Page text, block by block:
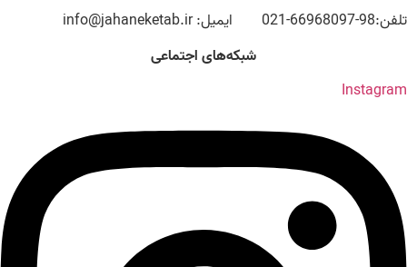
تلفن:98-66968097-021 ایمیل: info@jahaneketab.ir
شبکه‌های اجتماعی
Instagram